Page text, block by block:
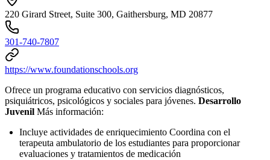
220 Girard Street, Suite 300, Gaithersburg, MD 20877
301-740-7807
https://www.foundationschools.org
Ofrece un programa educativo con servicios diagnósticos,
psiquiátricos, psicológicos y sociales para jóvenes. Desarrollo
Juvenil Más información:
Incluye actividades de enriquecimiento Coordina con el
terapeuta ambulatorio de los estudiantes para proporcionar
evaluaciones y tratamientos de medicación